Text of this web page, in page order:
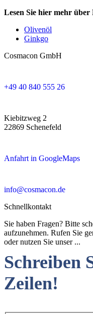
Lesen Sie hier mehr
Olivenöl
Ginkgo
Cosmacon GmbH
+49 40 840 555 26
Kiebitzweg 2
22869 Schenefeld
Anfahrt in GoogleMaps
info@cosmacon.de
Schnellkontakt
Sie haben Fragen? Bitte
aufzunehmen. Rufen Sie
oder nutzen Sie unser ...
Schreiben
Zeilen!